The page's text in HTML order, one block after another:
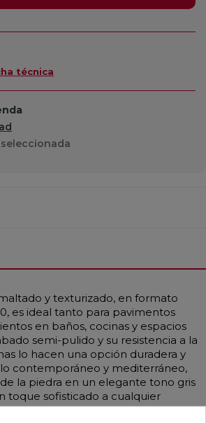
técnica
y texturizado, en formato
es ideal tanto para pavimentos
en baños, cocinas y espacios
semi-pulido y su resistencia a la
lo hacen una opción duradera y
contemporáneo y mediterráneo,
la piedra en un elegante tono gris
toque sofisticado a cualquier